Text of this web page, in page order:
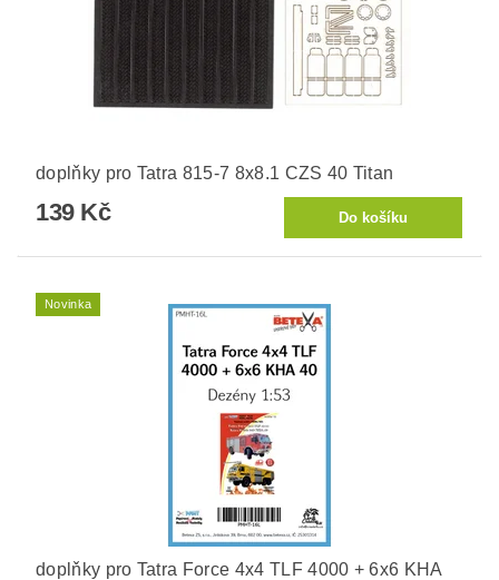
doplňky pro Tatra 815-7 8x8.1 CZS 40 Titan
139 Kč
Novinka
doplňky pro Tatra Force 4x4 TLF 4000 + 6x6 KHA